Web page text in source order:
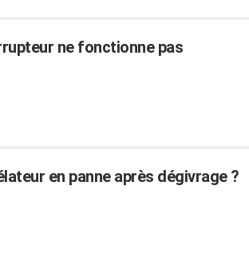
ne fonctionne pas
en panne après dégivrage ?